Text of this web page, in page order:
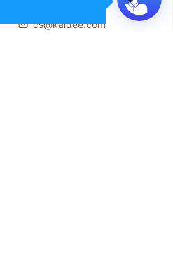
cs@kaidee.com